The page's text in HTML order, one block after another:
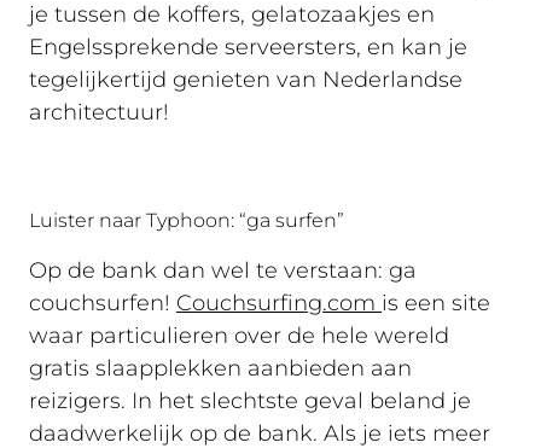
je tussen de koffers, gelatozaakjes en
Engelssprekende serveersters, en kan je
tegelijkertijd genieten van Nederlandse
architectuur!
Luister naar Typhoon: “ga surfen”
Op de bank dan wel te verstaan: ga
couchsurfen! Couchsurfing.com is een site
waar particulieren over de hele wereld
gratis slaapplekken aanbieden aan
reizigers. In het slechtste geval beland je
daadwerkelijk op de bank. Als je iets meer